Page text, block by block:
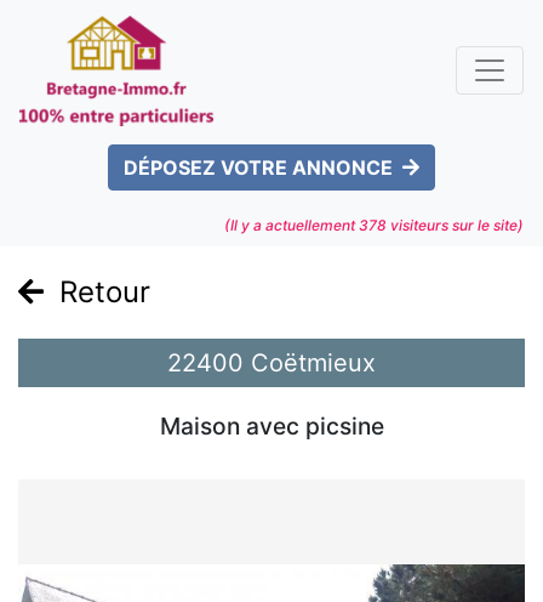
DÉPOSEZ VOTRE ANNONCE
(Il y a actuellement378 visiteurs sur le site)
Retour
22400 Coëtmieux
Maison avec picsine